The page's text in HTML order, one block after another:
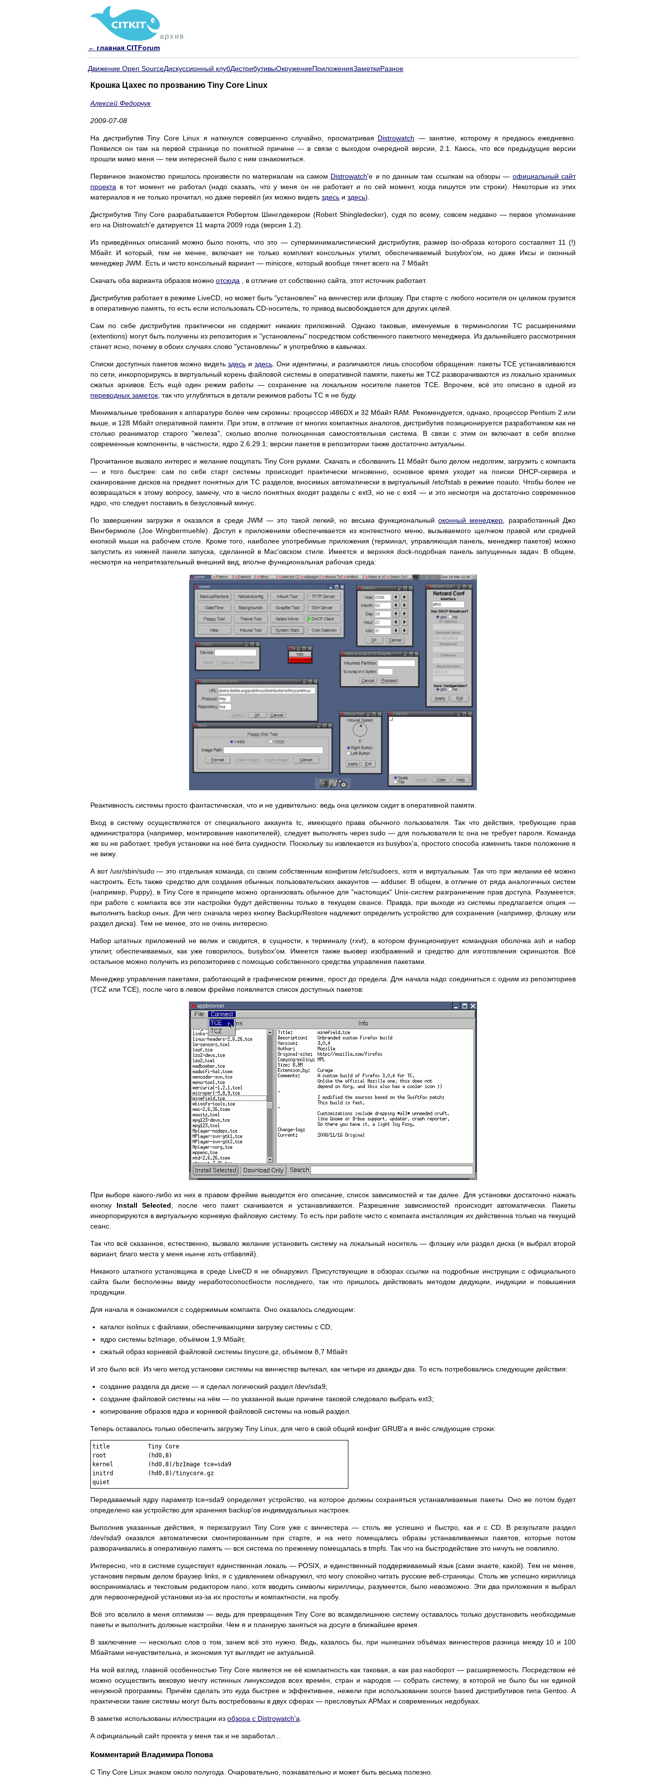
архив
← главная CITForum
Движение Open SourceДискуссионный клубДистрибутивыОкружениеПриложенияЗаметкиРазное
Крошка Цахес по прозванию Tiny Core Linux
Алексей Федорчук
2009-07-08
На дистрибутив Tiny Core Linux я наткнулся совершенно случайно, просматривая Distrowatch — занятие, которому я предаюсь ежедневно.
Появился он там на первой странице по понятной причине — в связи с выходом очередной версии, 2.1. Каюсь, что все предыдущие версии
прошли мимо меня — тем интересней было с ним ознакомиться.
Первичное знакомство пришлось произвести по материалам на самом Distrowatch'е и по данным там ссылкам на обзоры — официальный сайт
проекта в тот момент не работал (надо сказать, что у меня он не работает и по сей момент, когда пишутся эти строки). Некоторые из этих
материалов я не только прочитал, но даже перевёл (их можно видеть здесь и здесь).
Дистрибутив Tiny Core разрабатывается Робертом Шинглдекером (Robert Shingledecker), судя по всему, совсем недавно — первое упоминание
его на Distrowatch'е датируется 11 марта 2009 года (версия 1.2).
Из приведённых описаний можно было понять, что это — суперминималистический дистрибутив, размер iso-образа которого составляет 11 (!)
Мбайт. И который, тем не менее, включает не только комплект консольных утилит, обеспечиваемый busybox'ом, но даже Иксы и оконный
менеджер JWM. Есть и чисто консольный вариант — minicore, который вообще тянет всего на 7 Мбайт.
Скачать оба варианта образов можно отсюда , в отличие от собственно сайта, этот источник работает.
Дистрибутив работает в режиме LiveCD, но может быть "установлен" на винчестер или флэшку. При старте с любого носителя он целиком грузится
в оперативную память, то есть если использовать CD-носитель, то привод высвобождается для других целей.
Сам по себе дистрибутив практически не содержит никаких приложений. Однако таковые, именуемые в терминологии TC расширениями
(extentions) могут быть получены из репозитория и "установлены" посредством собственного пакетного менеджера. Из дальнейшего рассмотрения
станет ясно, почему в обоих случаях слово "установлены" я употребляю в кавычках.
Списки доступных пакетов можно видетьздесь и здесь. Они идентичны, и различаются лишь способом обращения: пакеты TCE устанавливаются
по сети, инкорпорируясь в виртуальный корень файловой системы в оперативной памяти, пакеты же TCZ разворачиваются из локально хранимых
сжатых архивов. Есть ещё один режим работы — сохранение на локальном носителе пакетов TCE. Впрочем, всё это описано в одной из
переводных заметок , так что углубляться в детали режимов работы TC я не буду.
Минимальные требования к аппаратуре более чем скромны: процессор i486DX и 32 Мбайт RAM. Рекомендуется, однако, процессор Pentium 2 или
выше, и 128 Мбайт оперативной памяти. При этом, в отличие от многих компактных аналогов, дистрибутив позиционируется разработчиком как не
столько реаниматор старого "железа", сколько вполне полноценная самостоятельная система. В связи с этим он включает в себя вполне
современные компоненты, в частности, ядро 2.6.29.1; версии пакетов в репозитории также достаточно актуальны.
Прочитанное вызвало интерес и желание пощупать Tiny Core руками. Скачать и сболванить 11 Мбайт было делом недолгим, загрузить с компакта
— и того быстрее: сам по себе старт системы происходит практически мгновенно, основное время уходит на поиски DHCP-сервера и
сканирование дисков на предмет понятных для TC разделов, вносимых автоматически в виртуальный /etc/fstab в режиме noauto. Чтобы более не
возвращаться к этому вопросу, замечу, что в число понятных входят разделы с ext3, но не с ext4 — и это несмотря на достаточно современное
ядро, что следует поставить в безусловный минус.
По завершении загрузки я оказался в среде JWM — это такой легкий, но весьма функциональныйоконный менеджер , разработанный Джо
Вингбермюле (Joe Wingbermuehle). Доступ к приложениям обеспечивается из контекстного меню, вызываемого щелчком правой или средней
кнопкой мыши на рабочем столе. Кроме того, наиболее употребимые приложения (терминал, управляющая панель, менеджер пакетов) можно
запустить из нижней панели запуска, сделанной в Mac'овском стиле. Имеется и верхняя dock-подобная панель запущенных задач. В общем,
несмотря на непритязательный внешний вид, вполне функциональная рабочая среда:
Реактивность системы просто фантастическая, что и не удивительно: ведь она целиком сидит в оперативной памяти.
Вход в систему осуществляется от специального аккаунта tc, имеющего права обычного пользователя. Так что действия, требующие прав
администратора (например, монтирование накопителей), следует выполнять через sudo — для пользователя tc она не требует пароля. Команда
же su не работает, требуя установки на неё бита суидности. Поскольку su извлекается из busybox'а, простого способа изменить такое положение я
не вижу.
А вот /usr/sbin/sudo — это отдельная команда, со своим собственным конфигом /etc/sudoers, хотя и виртуальным. Так что при желании её можно
настроить. Есть также средство для создания обычных пользовательских аккаунтов — adduser. В общем, в отличие от ряда аналогичных систем
(например, Puppy), в Tiny Core в принципе можно организовать обычное для "настоящих" Unix-систем разграничение прав доступа. Разумеется,
при работе с компакта все эти настройки будут действенны только в текущем сеансе. Правда, при выходе из системы предлагается опция —
выполнить backup оных. Для чего сначала через кнопку Backup/Restore надлежит определить устройство для сохранения (например, флэшку или
раздел диска). Тем не менее, это не очень интересно.
Набор штатных приложений не велик и сводится, в сущности, к терминалу (rxvt), в котором функционирует командная оболочка ash и набор
утилит, обеспечиваемых, как уже говорилось, busybox'ом. Имеется также вьювер изображений и средство для изготовления скриншотов. Всё
остальное можно получить из репозиториев с помощью собственного средства управления пакетами.
Менеджер управления пакетами, работающий в графическом режиме, прост до предела. Для начала надо соединиться с одним из репозиториев
(TCZ или TCE), после чего в левом фрейме появляется список доступных пакетов:
При выборе какого-либо из них в правом фрейме выводится его описание, список зависимостей и так далее. Для установки достаточно нажать
кнопку Install Selected , после чего пакет скачивается и устанавливается. Разрешение зависимостей происходит автоматически. Пакеты
инкорпорируются в виртуальную корневую файловую систему. То есть при работе чисто с компакта инсталляция их действенна только на текущий
сеанс.
Так что всё сказанное, естественно, вызвало желание установить систему на локальный носитель — флэшку или раздел диска (я выбрал второй
вариант, благо места у меня нынче хоть отбавляй).
Никакого штатного установщика в среде LiveCD я не обнаружил. Присутствующие в обзорах ссылки на подробные инструкции с официального
сайта были бесполезны ввиду неработосопосбности последнего, так что пришлось действовать методом дедукции, индукции и повышения
продукции.
Для начала я ознакомился с содержимым компакта. Оно оказалось следующим:
каталог isolinux с файлами, обеспечивающими загрузку системы с CD;
ядро системы bzImage, объёмом 1,9 Мбайт,
сжатый образ корневой файловой системы tinycore,gz, объёмом 8,7 Мбайт.
И это было всё. Из чего метод установки системы на винчестер вытекал, как четыре из дважды два. То есть потребовались следующие действия:
создание раздела да диске — я сделал логический раздел /dev/sda9;
создание файловой системы на нём — по указанной выше причине таковой следовало выбрать ext3;
копирование образов ядра и корневой файловой системы на новый раздел.
Теперь оставалось только обеспечить загрузку Tiny Linux, для чего в свой общий конфиг GRUB'а я внёс следующие строки:
title           Tiny Core
root            (hd0,8)
kernel          (hd0,8)/bzImage tce=sda9
initrd          (hd0,8)/tinycore.gz
quiet
Передаваемый ядру параметр tce=sda9 определяет устройство, на которое должны сохраняться устанавливаемые пакеты. Оно же потом будет
определено как устройство для хранения backup'ов индивидуальных настроек.
Выполнив указанные действия, я перезагрузил Tiny Core уже с винчестера — столь же успешно и быстро, как и с CD. В результате раздел
/dev/sda9 оказался автоматически смонтированным при старте, и на него помещались образы устанавливаемых пакетов, которые потом
разворачивались в оперативную память — вся система по прежнему помещалась в tmpfs. Так что на быстродействие это ничуть не повлияло.
Интересно, что в системе существует единственная локаль — POSIX, и единственный поддерживаемый язык (сами знаете, какой). Тем не менее,
установив первым делом браузер links, я с удивлением обнаружил, что могу спокойно читать русские веб-страницы. Столь же успешно кириллица
воспринималась и текстовым редактором nano, хотя вводить символы кириллицы, разумеется, было невозможно. Эти два приложения я выбрал
для первоочередной установки из-за их простоты и компактности, на пробу.
Всё это вселило в меня оптимизм — ведь для превращения Tiny Core во всамделишнюю систему оставалось только доустановить необходимые
пакеты и выполнить должные настройки. Чем я и планирую заняться на досуге в ближайшее время.
В заключение — несколько слов о том, зачем всё это нужно. Ведь, казалось бы, при нынешних объёмах винчестеров разница между 10 и 100
Мбайтами нечувствительна, и экономия тут выглядит не актуальной.
На мой взгляд, главной особенностью Tiny Core является не её компактность как таковая, а как раз наоборот — расширяемость. Посредством её
можно осуществить вековую мечту истинных линуксоидов всех времён, стран и народов — собрать систему, в которой не было бы ни единой
ненужной программы. Причём сделать это куда быстрее и эффективнее, нежели при использовании source based дистрибутивов типа Gentoo. А
практически такие системы могут быть востребованы в двух сферах — пресловутых АРМах и современных недобуках.
В заметке использованы иллюстрации из обзора с Distrowatch'а
А официальный сайт проекта у меня так и не заработал...
Комментарий Владимира Попова
С Tiny Core Linux знаком около полугода. Очаровательно, познавательно и может быть весьма полезно.